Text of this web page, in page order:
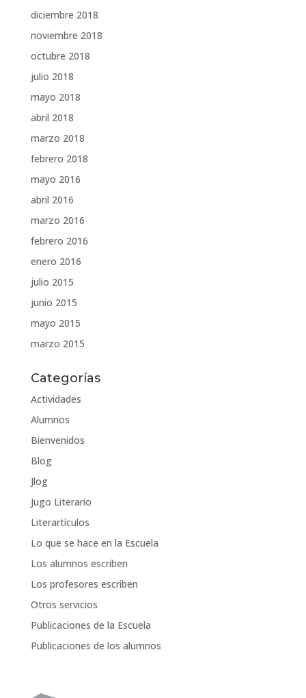
diciembre 2018
noviembre 2018
octubre 2018
julio 2018
mayo 2018
abril 2018
marzo 2018
febrero 2018
mayo 2016
abril 2016
marzo 2016
febrero 2016
enero 2016
julio 2015
junio 2015
mayo 2015
marzo 2015
Categorías
Actividades
Alumnos
Bienvenidos
Blog
Jlog
Jugo Literario
Literartículos
Lo que se hace en la Escuela
Los alumnos escriben
Los profesores escriben
Otros servicios
Publicaciones de la Escuela
Publicaciones de los alumnos